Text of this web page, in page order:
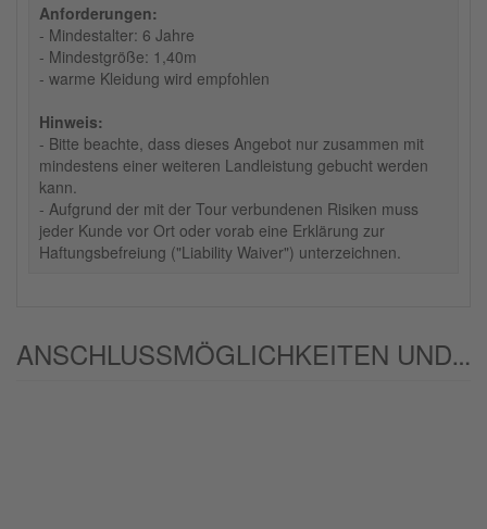
Anforderungen:
- Mindestalter: 6 Jahre
- Mindestgröße: 1,40m
- warme Kleidung wird empfohlen
Hinweis:
- Bitte beachte, dass dieses Angebot nur zusammen mit
mindestens einer weiteren Landleistung gebucht werden
kann.
- Aufgrund der mit der Tour verbundenen Risiken muss
jeder Kunde vor Ort oder vorab eine Erklärung zur
Haftungsbefreiung ("Liability Waiver") unterzeichnen.
ANSCHLUSSMÖGLICHKEITEN UND/ODER ALTERNATIVEN: